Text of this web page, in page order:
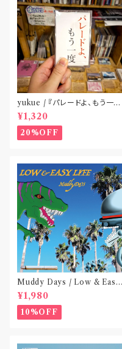
yukue / 『パレードよ、もう一度』
(TAPE)
¥1,320
20%OFF
Muddy Days / Low & Easy
Life〝東京〟
¥1,980
10%OFF